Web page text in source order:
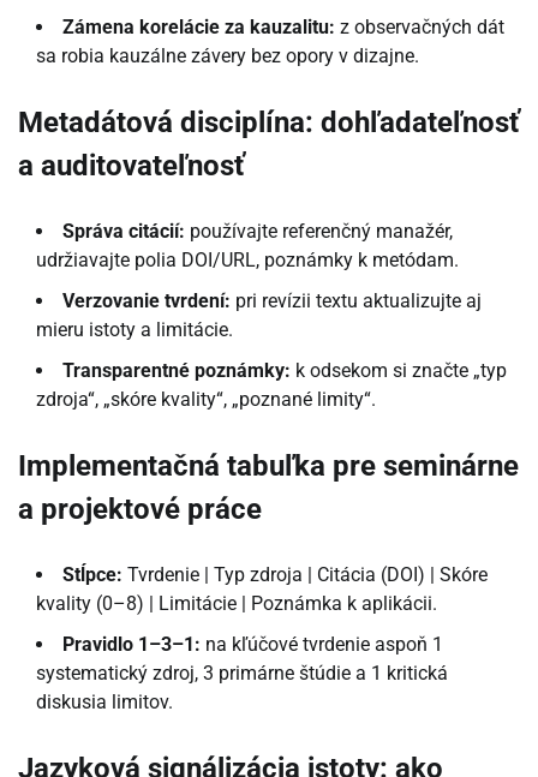
Zámena korelácie za kauzalitu: z observačných dát
sa robia kauzálne závery bez opory v dizajne.
Metadátová disciplína: dohľadateľnosť
a auditovateľnosť
Správa citácií: používajte referenčný manažér,
udržiavajte polia DOI/URL, poznámky k metódam.
Verzovanie tvrdení: pri revízii textu aktualizujte aj
mieru istoty a limitácie.
Transparentné poznámky: k odsekom si značte „typ
zdroja“, „skóre kvality“, „poznané limity“.
Implementačná tabuľka pre seminárne
a projektové práce
Stĺpce: Tvrdenie | Typ zdroja | Citácia (DOI) | Skóre
kvality (0–8) | Limitácie | Poznámka k aplikácii.
Pravidlo 1–3–1: na kľúčové tvrdenie aspoň 1
systematický zdroj, 3 primárne štúdie a 1 kritická
diskusia limitov.
Jazyková signálizácia istoty: ako